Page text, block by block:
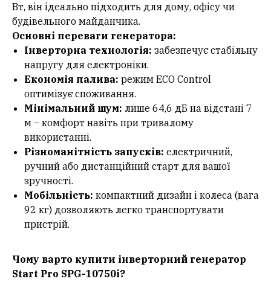
Вт, він ідеально підходить для дому, офісу чи
будівельного майданчика.
Основні переваги генератора:
Інверторна технологія: забезпечує стабільну
напругу для електроніки.
Економія палива: режим ECO Control
оптимізує споживання.
Мінімальний шум: лише 64,6 дБ на відстані 7
м – комфорт навіть при тривалому
використанні.
Різноманітність запусків: електричний,
ручний або дистанційний старт для вашої
зручності.
Мобільність: компактний дизайн і колеса (вага
92 кг) дозволяють легко транспортувати
пристрій.
Чому варто купити інверторний генератор
Start Pro SPG-10750i?